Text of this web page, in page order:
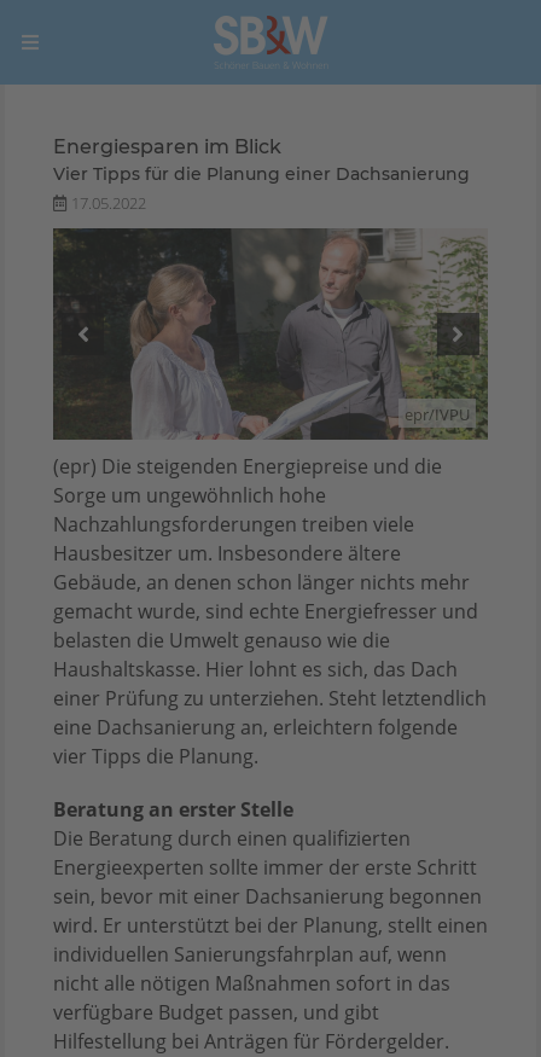
Energiesparen im Blick
Vier Tipps für die Planung einer Dachsanierung
17.05.2022
epr/IVPU
(epr) Die steigenden Energiepreise und die
Sorge um ungewöhnlich hohe
Nachzahlungsforderungen treiben viele
Hausbesitzer um. Insbesondere ältere
Gebäude, an denen schon länger nichts mehr
gemacht wurde, sind echte Energiefresser und
belasten die Umwelt genauso wie die
Haushaltskasse. Hier lohnt es sich, das Dach
einer Prüfung zu unterziehen. Steht letztendlich
eine Dachsanierung an, erleichtern folgende
vier Tipps die Planung.
Beratung an erster Stelle
Die Beratung durch einen qualifizierten
Energieexperten sollte immer der erste Schritt
sein, bevor mit einer Dachsanierung begonnen
wird. Er unterstützt bei der Planung, stellt einen
individuellen Sanierungsfahrplan auf, wenn
nicht alle nötigen Maßnahmen sofort in das
verfügbare Budget passen, und gibt
Hilfestellung bei Anträgen für Fördergelder.